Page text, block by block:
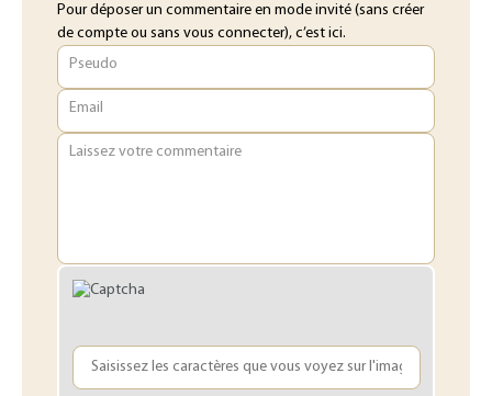
Pour déposer un commentaire en mode invité (sans créer
de compte ou sans vous connecter), c’est ici.
Pseudo
Email
Laissez votre commentaire